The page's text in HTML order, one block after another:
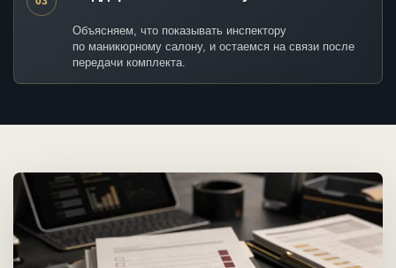
Объясняем, что показывать инспектору
по маникюрному салону, и остаемся на связи после
передачи комплекта.